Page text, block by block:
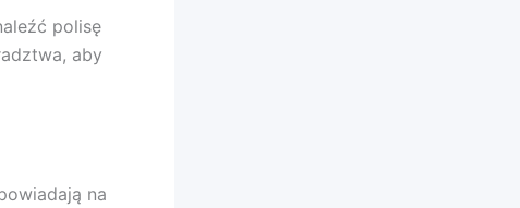
polisę
aby
na